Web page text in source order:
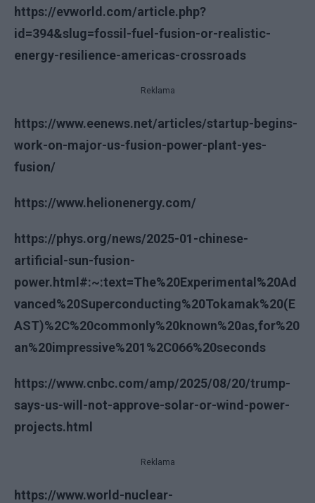
https://evworld.com/article.php?
id=394&slug=fossil-fuel-fusion-or-realistic-
energy-resilience-americas-crossroads
Reklama
https://www.eenews.net/articles/startup-begins-
work-on-major-us-fusion-power-plant-yes-
fusion/
https://www.helionenergy.com/
https://phys.org/news/2025-01-chinese-
artificial-sun-fusion-
power.html#:~:text=The%20Experimental%20Ad
vanced%20Superconducting%20Tokamak%20(E
AST)%2C%20commonly%20known%20as,for%20
an%20impressive%201%2C066%20seconds
https://www.cnbc.com/amp/2025/08/20/trump-
says-us-will-not-approve-solar-or-wind-power-
projects.html
Reklama
https://www.world-nuclear-